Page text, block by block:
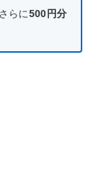
らに500円分